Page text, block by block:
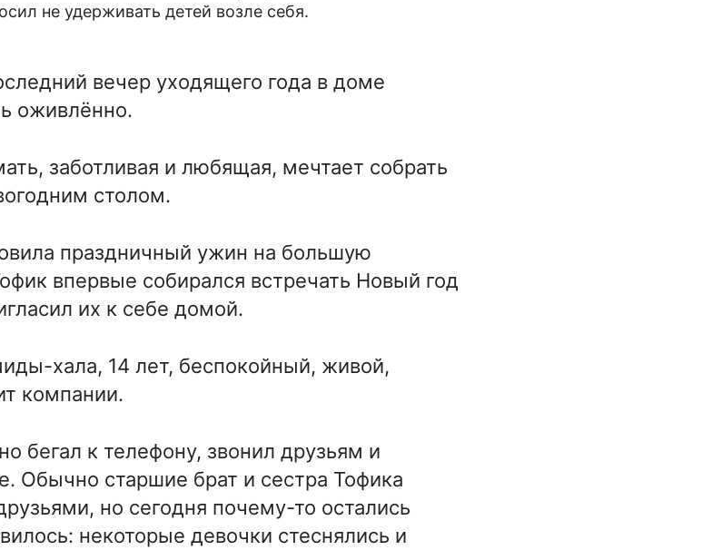
не удерживать детей возле себя.
вечер уходящего года в доме
оживлённо.
заботливая и любящая, мечтает собрать
столом.
праздничный ужин на большую
впервые собирался встречать Новый год
их к себе домой.
хала, 14 лет, беспокойный, живой,
компании.
бегал к телефону, звонил друзьям и
Обычно старшие брат и сестра Тофика
но сегодня почему-то остались
некоторые девочки стеснялись и